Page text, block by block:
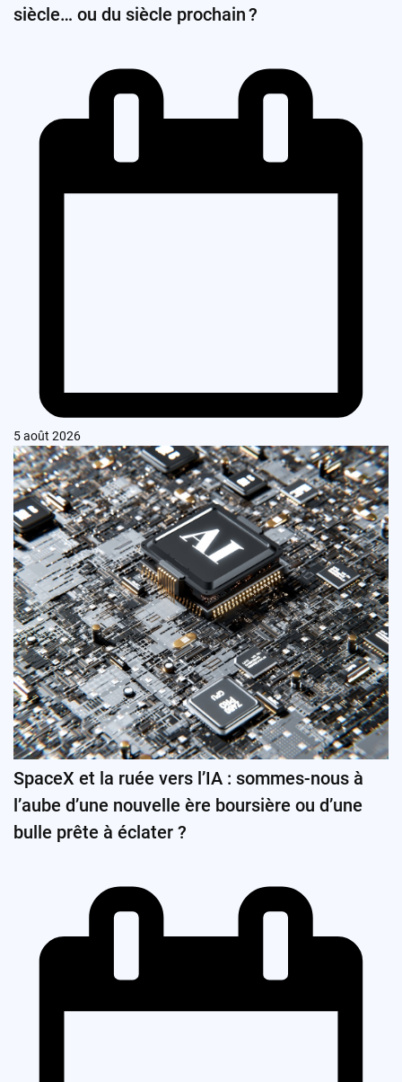
siècle… ou du siècle prochain ?
5 août 2026
SpaceX et la ruée vers l’IA : sommes-nous à
l’aube d’une nouvelle ère boursière ou d’une
bulle prête à éclater ?